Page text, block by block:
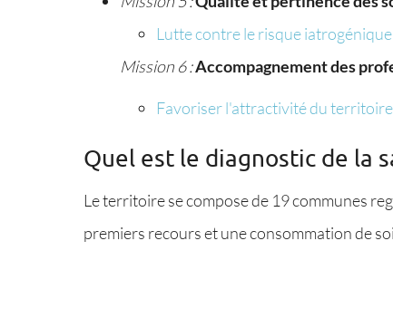
Lutte contre le risque
Mission 6 :Accompagnement des
Favoriser l'attractivité du territoire
Quel est le diagnostic de la
Le territoire se compose de 19 communes
premiers recours et une consommation de